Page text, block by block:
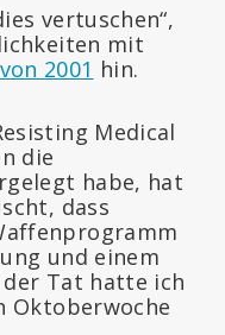
vertuschen“,
mit
2001 hin.
Medical
die
habe, hat
dass
und einem
Tat hatte ich
Oktoberwoche